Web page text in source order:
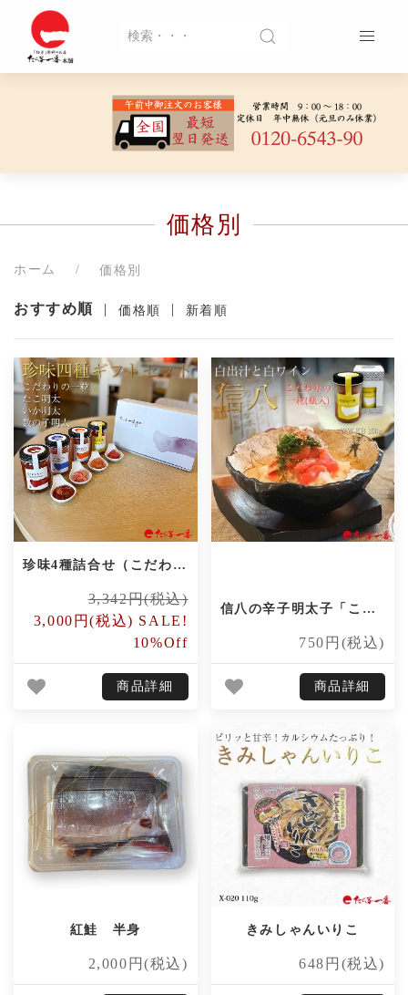
価格別
ホーム 価格別
おすすめ順 | 価格順 | 新着順
珍味4種詰合せ（こだわりの一粒・たこ明太・いか明太・数の子明太）
3,342円(税込)
3,000円(税込) SALE!
10%Off
商品詳細
信八の辛子明太子「こだわりの一粒」 150g
750円(税込)
商品詳細
紅鮭 半身
2,000円(税込)
きみしゃんいりこ
648円(税込)